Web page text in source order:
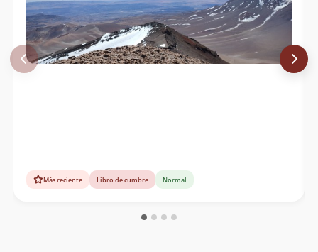
Más reciente Libro de cumbre Normal